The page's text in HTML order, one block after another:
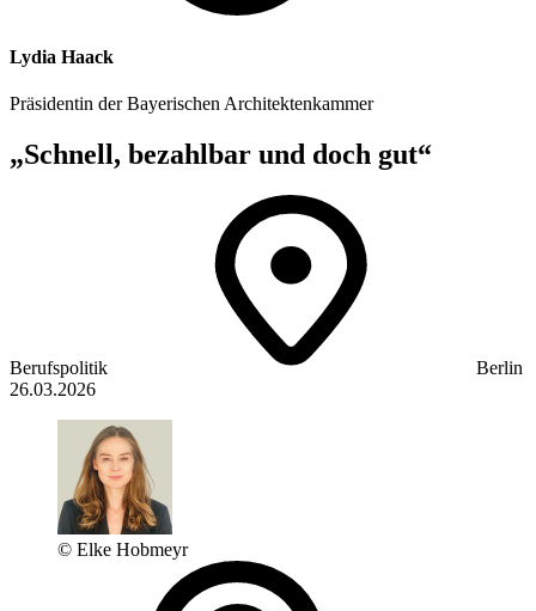
Lydia Haack
Präsidentin der Bayerischen Architektenkammer
„Schnell, bezahlbar und doch gut“
Berufspolitik
Berlin
26.03.2026
© Elke Hobmeyr